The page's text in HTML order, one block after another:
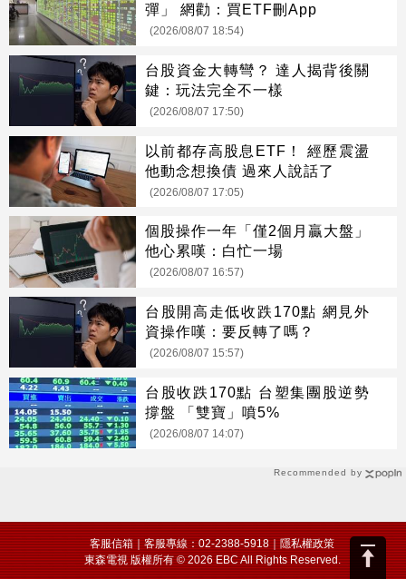
Recommended by
彈」 網勸：買ETF刪App
(2026/08/07 18:54)
台股資金大轉彎？ 達人揭背後關
鍵：玩法完全不一樣
(2026/08/07 17:50)
以前都存高股息ETF！ 經歷震盪
他動念想換債 過來人說話了
(2026/08/07 17:05)
個股操作一年「僅2個月贏大盤」
他心累嘆：白忙一場
(2026/08/07 16:57)
台股開高走低收跌170點 網見外
資操作嘆：要反轉了嗎？
(2026/08/07 15:57)
台股收跌170點 台塑集團股逆勢
撐盤 「雙寶」噴5%
(2026/08/07 14:07)
客服信箱｜客服專線：02-2388-5918｜隱私權政策
東森電視 版權所有 © 2026 EBC All Rights Reserved.